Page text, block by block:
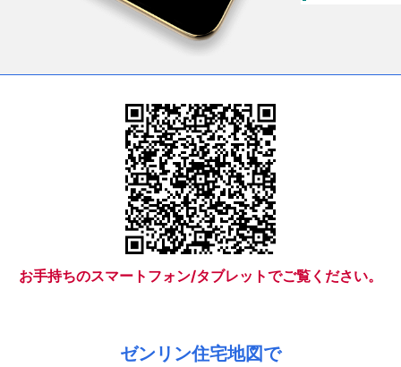
お手持ちのスマートフォン/タブレットでご覧ください。
ゼンリン住宅地図で